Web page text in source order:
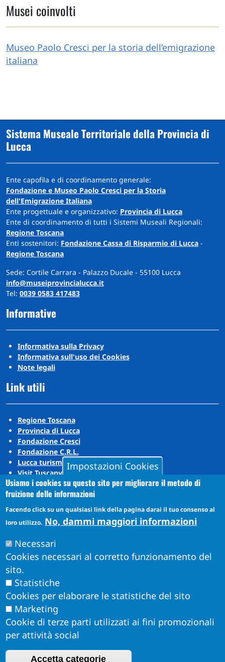
Musei coinvolti
Museo Paolo Cresci per la storia dell’emigrazione
italiana
Sistema Museale Territoriale della Provincia di
Lucca
Ente capofila e di coordinamento generale:
Fondazione e Museo Paolo Cresci per la Storia
dell'Emigrazione Italiana
Ente progettuale e organizzativo: Provincia di Lucca
Ente di coordinamento di tutti i Sistemi Museali Regionali:
Regione Toscana
Enti sostenitori: Fondazione Cassa di Risparmio di Lucca -
Regione Toscana
Sede: Cortile Carrara - Palazzo Ducale - 55100 Lucca
info@museiprovincialucca.it
Tel: 0039 0583 417483
Informative
Informativa sulla Privacy
Informativa sull'uso dei Cookies
Note legali
Link utili
Regione Toscana
Provincia di Lucca
Fondazione Cresci
Fondazione C.R.L.
Lucca turismo
Visit Tuscany
Puccini Lands
Social media
YouTube
Impostazioni Cookies
Usiamo i cookies su questo sito per migliorare il metodo di
fruizione delle informazioni
Facendo click su un qualsiasi link della pagina darai il tuo consenso al
loro utilizzo. No, dammi maggiori informazioni
Necessari
Cookies necessari al corretto funzionamento del
sito.
Statistiche
Cookies per elaborare le statistiche del sito
Marketing
Cookie di terze parti utilizzati ai fini promozionali
per attività social
Accetta categorie